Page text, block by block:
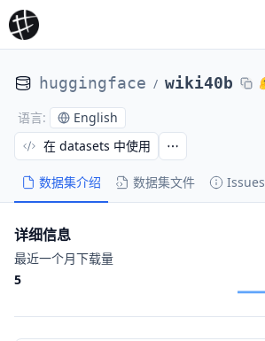
huggingface / wiki40b
语言: English
数据集介绍 数据集文件 Issues
在 datasets 中使用
详细信息
最近一个月下载量
5